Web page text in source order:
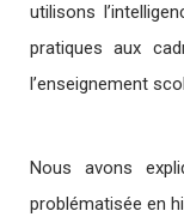
utilisons
pratiques aux
l’enseignement
Nous avons
problématisée en